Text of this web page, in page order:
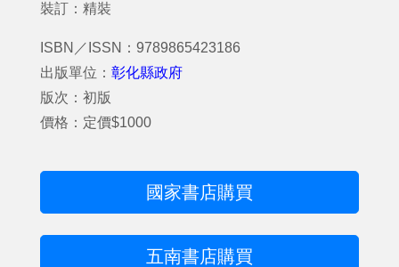
裝訂：精裝
ISBN／ISSN：9789865423186
出版單位： 彰化縣政府
版次：初版
價格：定價$1000
國家書店購買
五南書店購買